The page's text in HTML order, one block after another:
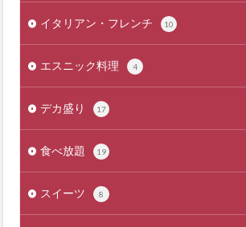
イタリアン・フレンチ 10
エスニック料理 4
デカ盛り 17
食べ放題 19
スイーツ 8